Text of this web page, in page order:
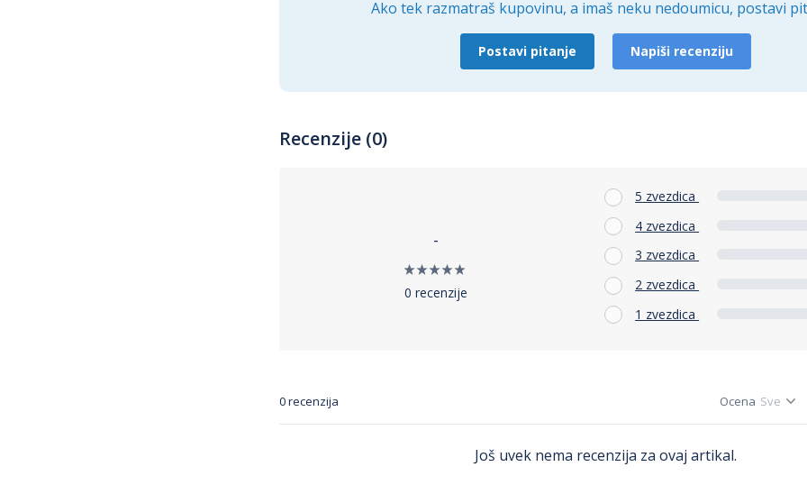
Ako tek razmatraš kupovinu, a imaš neku nedoumicu, postavi
Postavi pitanje Napiši recenziju
Recenzije (0)
-
0 recenzije
5 zvezdica
4 zvezdica
3 zvezdica
2 zvezdica
1 zvezdica
0 recenzija Ocena
Još uvek nema recenzija za ovaj artikal.